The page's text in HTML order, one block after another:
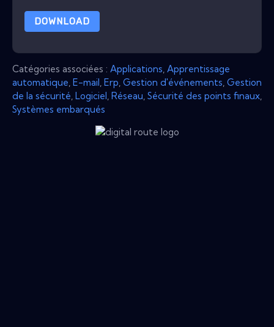
DOWNLOAD
Catégories associées : Applications Apprentissage
automatique E-mail Erp Gestion d'événements Gestion
de la sécurité Logiciel Réseau Sécurité des points finaux
Systèmes embarqués